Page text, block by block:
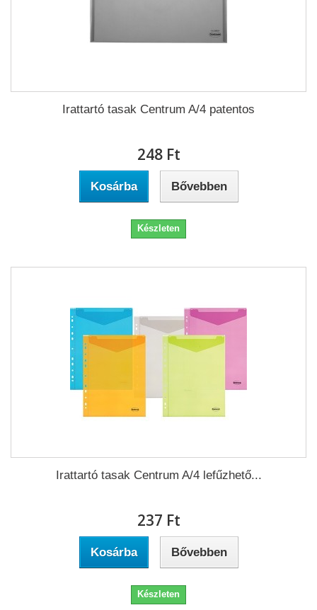
Irattartó tasak Centrum A/4 patentos
248 Ft‎
Kosárba Bővebben
Készleten
Irattartó tasak Centrum A/4 lefűzhető...
237 Ft‎
Kosárba Bővebben
Készleten